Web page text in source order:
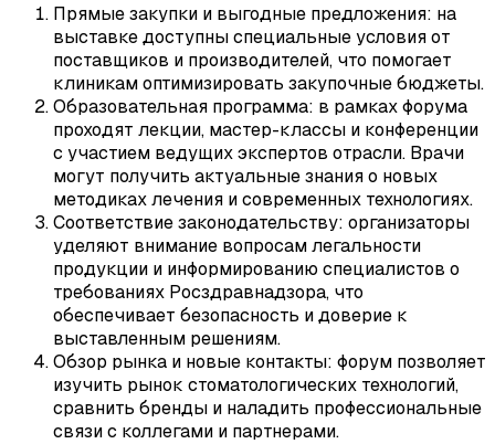
Прямые закупки и выгодные предложения: на
выставке доступны специальные условия от
поставщиков и производителей, что помогает
клиникам оптимизировать закупочные бюджеты.
Образовательная программа: в рамках форума
проходят лекции, мастер-классы и конференции
с участием ведущих экспертов отрасли. Врачи
могут получить актуальные знания о новых
методиках лечения и современных технологиях.
Соответствие законодательству: организаторы
уделяют внимание вопросам легальности
продукции и информированию специалистов о
требованиях Росздравнадзора, что
обеспечивает безопасность и доверие к
выставленным решениям.
Обзор рынка и новые контакты: форум позволяет
изучить рынок стоматологических технологий,
сравнить бренды и наладить профессиональные
связи с коллегами и партнерами.